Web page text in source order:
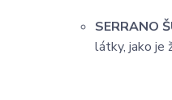
SERRANO
látky, jako je